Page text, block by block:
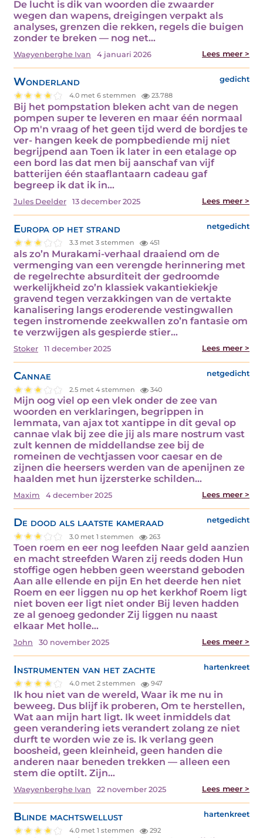
De lucht is dik van woorden die zwaarder
wegen dan wapens, dreigingen verpakt als
analyses, grenzen die rekken, regels die buigen
zonder te breken — nog net…
Waeyenberghe Ivan 4 januari 2026 Lees meer >
Wonderland gedicht
4.0 met 6 stemmen 23.788
Bij het pompstation bleken acht van de negen
pompen super te leveren en maar één normaal
Op m'n vraag of het geen tijd werd de bordjes te
ver- hangen keek de pompbediende mij niet
begrijpend aan Toen ik later in een etalage op
een bord las dat men bij aanschaf van vijf
batterijen één staaflantaarn cadeau gaf
begreep ik dat ik in…
Jules Deelder 13 december 2025 Lees meer >
Europa op het strand netgedicht
3.3 met 3 stemmen 451
als zo’n Murakami-verhaal draaiend om de
vermenging van een verengde herinnering met
de regelrechte absurditeit der gedroomde
werkelijkheid zo’n klassiek vakantiekiekje
gravend tegen verzakkingen van de vertakte
kanalisering langs eroderende vestingwallen
tegen instromende zeekwallen zo’n fantasie om
te verzwijgen als gespierde stier…
Stoker 11 december 2025 Lees meer >
Cannae netgedicht
2.5 met 4 stemmen 340
Mijn oog viel op een vlek onder de zee van
woorden en verklaringen, begrippen in
lemmata, van ajax tot xantippe in dit geval op
cannae vlak bij zee die jij als mare nostrum vast
zult kennen de middellandse zee bij de
romeinen de vechtjassen voor caesar en de
zijnen die heersers werden van de apenijnen ze
haalden met hun ijzersterke schilden…
Maxim 4 december 2025 Lees meer >
De dood als laatste kameraad netgedicht
3.0 met 1 stemmen 263
Toen roem en eer nog leefden Naar geld aanzien
en macht streefden Waren zij reeds doden Hun
stoffige ogen hebben geen weerstand geboden
Aan alle ellende en pijn En het deerde hen niet
Roem en eer liggen nu op het kerkhof Roem ligt
niet boven eer ligt niet onder Bij leven hadden
ze al genoeg gedonder Zij liggen nu naast
elkaar Met holle…
John 30 november 2025 Lees meer >
Instrumenten van het zachte hartenkreet
4.0 met 2 stemmen 947
Ik hou niet van de wereld, Waar ik me nu in
beweeg. Dus blijf ik proberen, Om te herstellen,
Wat aan mijn hart ligt. Ik weet inmiddels dat
geen verandering iets verandert zolang ze niet
durft te worden wie ze is. Ik verlang geen
boosheid, geen kleinheid, geen handen die
anderen naar beneden trekken — alleen een
stem die optilt. Zijn…
Waeyenberghe Ivan 22 november 2025 Lees meer >
Blinde machtswellust hartenkreet
4.0 met 1 stemmen 292